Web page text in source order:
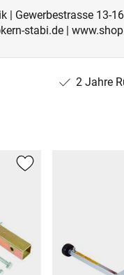
| Gewerbestrasse 13-
stabi.de |
2 Jahre